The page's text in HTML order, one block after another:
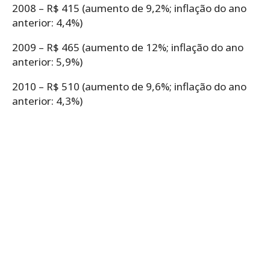
2008 – R$ 415 (aumento de 9,2%; inflação do ano
anterior: 4,4%)
2009 – R$ 465 (aumento de 12%; inflação do ano
anterior: 5,9%)
2010 – R$ 510 (aumento de 9,6%; inflação do ano
anterior: 4,3%)